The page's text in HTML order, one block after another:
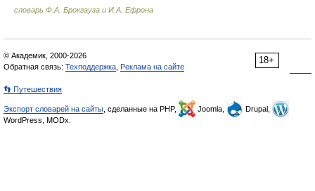
словарь Ф.А. Брокгауза и И.А. Ефрона
18+
© Академик, 2000-2026
Обратная связь: Техподдержка Реклама на сайте
👣 Путешествия
Экспорт словарей на сайты , сделанные на PHP, Joomla,
Drupal,
WordPress, MODx.